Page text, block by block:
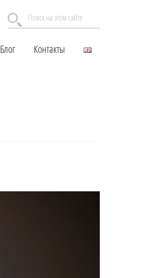
Поиск
на
этом
Блог Контакты